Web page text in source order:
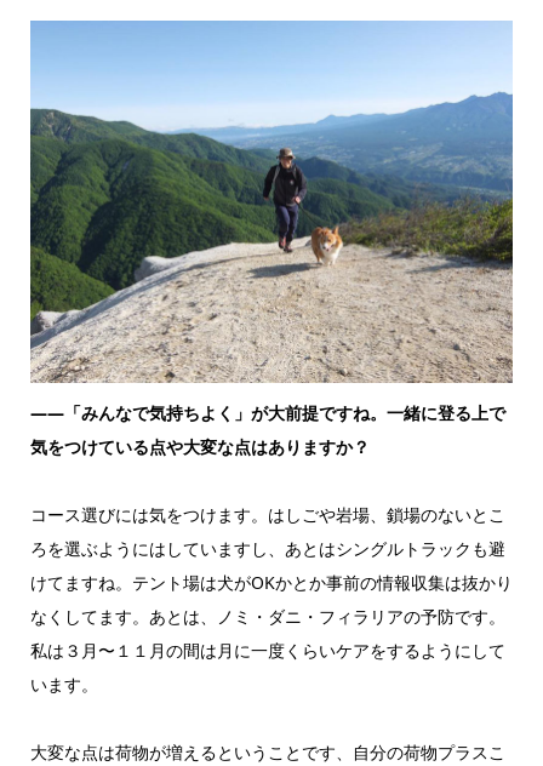
——「みんなで気持ちよく」が大前提ですね。一緒に登る上で
気をつけている点や大変な点はありますか？
コース選びには気をつけます。はしごや岩場、鎖場のないとこ
ろを選ぶようにはしていますし、あとはシングルトラックも避
けてますね。テント場は犬がOKかとか事前の情報収集は抜かり
なくしてます。あとは、ノミ・ダニ・フィラリアの予防です。
私は３月〜１１月の間は月に一度くらいケアをするようにして
います。
大変な点は荷物が増えるということです、自分の荷物プラスこ